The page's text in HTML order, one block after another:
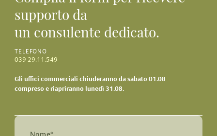
supporto da
un consulente dedicato.
TELEFONO
039 29.11.549
Gli uffici commerciali chiuderanno da sabato 01.08
compreso e riapriranno lunedì 31.08.